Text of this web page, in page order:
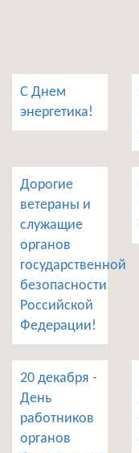
C Днем
энергетика!
Дорогие
ветераны и
служащие
органов
государственной
безопасности
Российской
Федерации!
20 декабря -
День
работников
органов